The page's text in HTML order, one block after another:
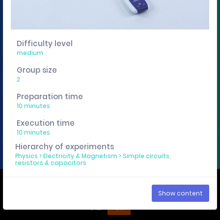
You want to edit, sharing or track these experiment
accounthere.
Difficulty level
medium
Group size
2
Preparation time
10 minutes
Execution time
10 minutes
Hierarchy of experiments
Physics >Electricity & Magnetism > Simple circuits,
resistors & capacitors
Show content
website. If you continue to use this site we assume that you accept
this.
OK